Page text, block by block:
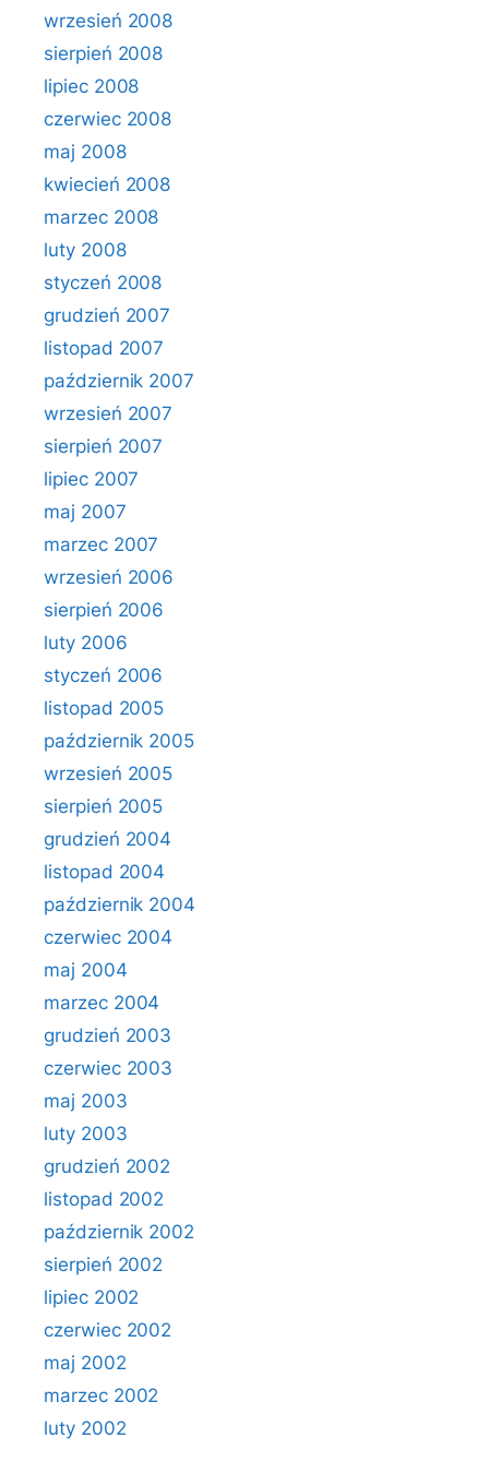
wrzesień 2008
sierpień 2008
lipiec 2008
czerwiec 2008
maj 2008
kwiecień 2008
marzec 2008
luty 2008
styczeń 2008
grudzień 2007
listopad 2007
październik 2007
wrzesień 2007
sierpień 2007
lipiec 2007
maj 2007
marzec 2007
wrzesień 2006
sierpień 2006
luty 2006
styczeń 2006
listopad 2005
październik 2005
wrzesień 2005
sierpień 2005
grudzień 2004
listopad 2004
październik 2004
czerwiec 2004
maj 2004
marzec 2004
grudzień 2003
czerwiec 2003
maj 2003
luty 2003
grudzień 2002
listopad 2002
październik 2002
sierpień 2002
lipiec 2002
czerwiec 2002
maj 2002
marzec 2002
luty 2002